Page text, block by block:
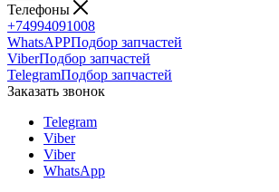
Телефоны
+74994091008
WhatsAPPПодбор запчастей
ViberПодбор запчастей
TelegramПодбор запчастей
Заказать звонок
Telegram
Viber
Viber
WhatsApp